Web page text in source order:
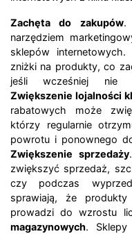
Zachęta do zakupów.
narzędziem
sklepów
zniżki na produkty, co
jeśli wcześniej nie
Zwiększenie lojalności
rabatowych może
którzy regularnie
powrotu i ponownego
Zwiększenie sprzedaży
zwiększyć sprzedaż,
czy podczas
sprawiają, że
prowadzi do wzrostu
magazynowych. Sklepy